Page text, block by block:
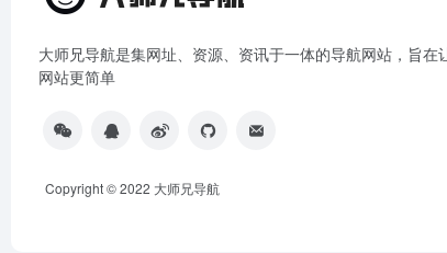
大师兄导航是集网址、资源、资讯于一体的导航网站，旨在
网站更简单
Copyright © 2022 大师兄导航